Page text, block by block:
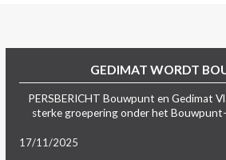
GEDIMAT WORDT
PERSBERICHT Bouwpunt en Gedimat
sterke groepering onder het
17/11/2025